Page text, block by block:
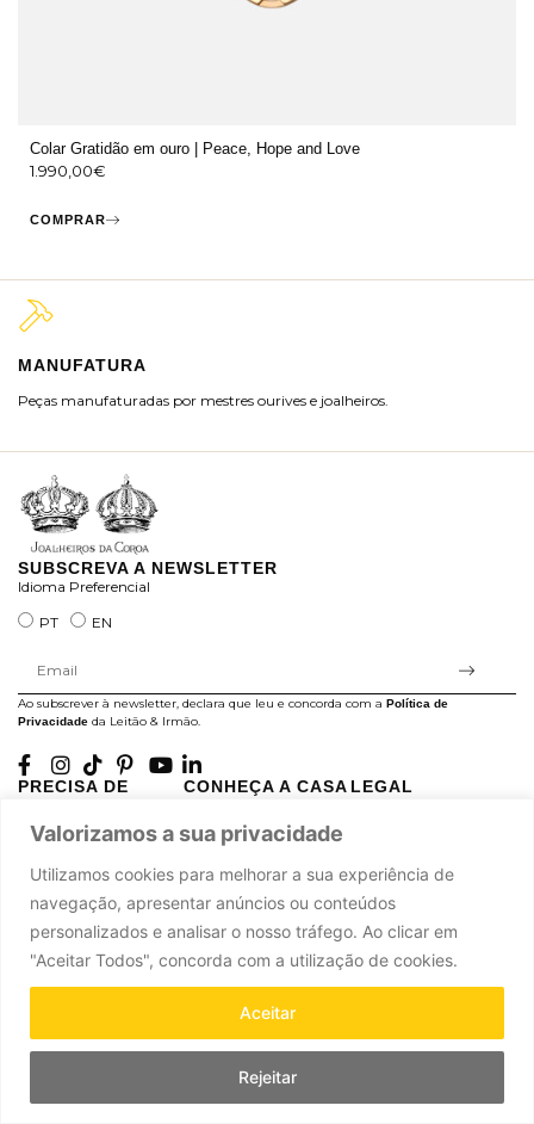
Valorizamos a sua privacidade
Utilizamos cookies para melhorar a sua experiência de
navegação, apresentar anúncios ou conteúdos
personalizados e analisar o nosso tráfego. Ao clicar em
"Aceitar Todos", concorda com a utilização de cookies.
Rejeitar
Aceitar
Colar Gratidão em ouro | Peace, Hope and Love
1.990,00€
COMPRAR
MANUFATURA
Peças manufaturadas por mestres ourives e joalheiros.
SUBSCREVA A NEWSLETTER
Idioma Preferencial
PT
EN
Ao subscrever à newsletter, declara que leu e concorda com a Política de
Privacidade da Leitão & Irmão.
PRECISA DE
A minha conta
Contacte-nos
CONHEÇA A CASA
História
LEGAL
Termos e Condições
Livro de Reclamações
Leitão & Irmão, 2026. Todos os direitos reservados.Powered byAd-pulse.